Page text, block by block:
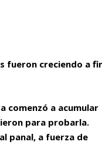
fueron creciendo a
comenzó a acumular
para probarla.
panal, a fuerza de